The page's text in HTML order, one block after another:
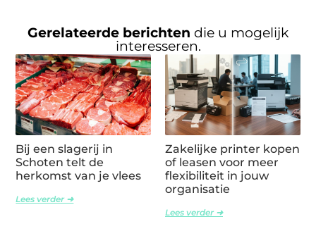
Gerelateerde berichten die u mogelijk
interesseren.
Bij een slagerij in
Schoten telt de
herkomst van je vlees
Lees verder ➜
Zakelijke printer kopen
of leasen voor meer
flexibiliteit in jouw
organisatie
Lees verder ➜